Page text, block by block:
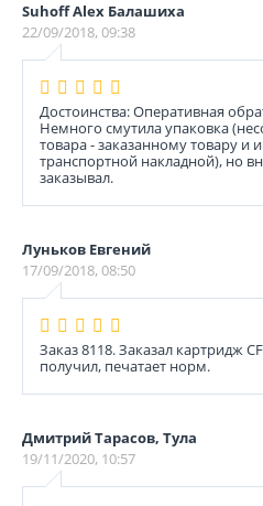
Suhoff Alex Балашиха
22/09/2018, 09:38
Достоинства: Оперативная
Немного смутила упаковка
товара - заказанному товару и
транспортной накладной), но
заказывал.
Луньков Евгений
17/09/2018, 08:50
Заказ 8118. Заказал картридж
получил, печатает норм.
Дмитрий Тарасов, Тула
19/11/2020, 10:57